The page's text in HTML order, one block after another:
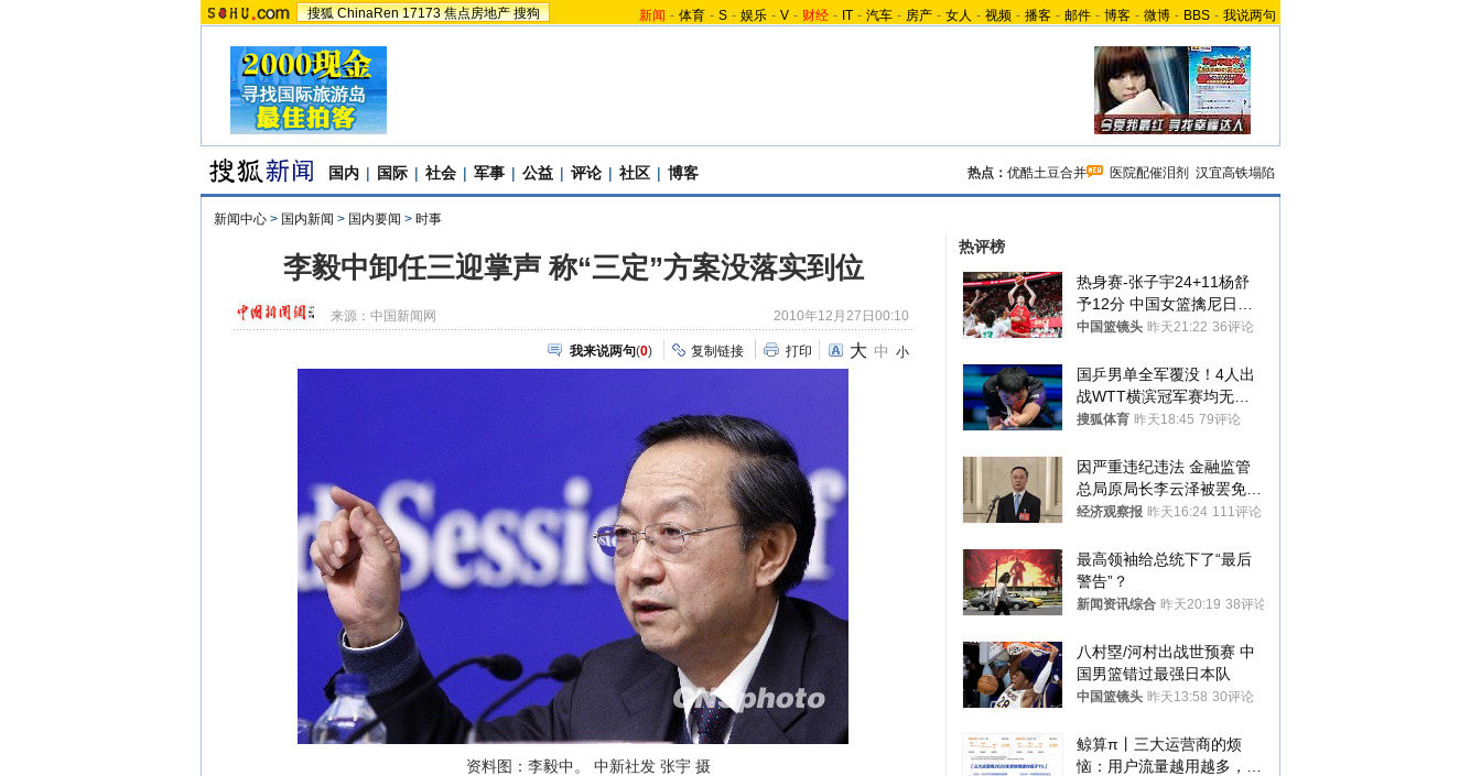
搜狐 ChinaRen 17173 焦点房地产 搜狗 新闻 - 体育 - S - 娱乐 - V - 财经 - IT - 汽车 - 房产 - 女人 - 视频 - 播客 - 邮件 - 博客 - 微博 - BBS - 我说两句
国内 | 国际 | 社会 | 军事 | 公益 | 评论 | 社区 | 博客 热点： 优酷土豆合并 医院配催泪剂 汉宜高铁塌陷
新闻中心 > 国内新闻 > 国内要闻 > 时事
李毅中卸任三迎掌声 称“三定”方案没落实到位
来源： 中国新闻网 2010年12月27日00:10
我来说两句(0) 复制链接 打印 大 中 小
资料图：李毅中。 中新社发 张宇 摄
热评榜
热身赛-张子宇24+11杨舒
予12分 中国女篮擒尼日利
亚
中国篮镜头 昨天21:22 36评论
国乒男单全军覆没！4人出
战WTT横滨冠军赛均无缘
八强
搜狐体育 昨天18:45 79评论
因严重违纪违法 金融监管
总局原局长李云泽被罢免全
国人大代表
经济观察报 昨天16:24 111评论
最高领袖给总统下了“最后
警告”？
新闻资讯综合 昨天20:19 38评论
八村塁/河村出战世预赛 中
国男篮错过最强日本队
中国篮镜头 昨天13:58 30评论
鲸算π丨三大运营商的烦
恼：用户流量越用越多，收